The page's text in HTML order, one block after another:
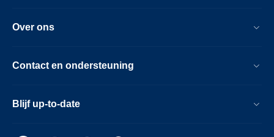
Over ons
Contact en ondersteuning
Blijf up-to-date